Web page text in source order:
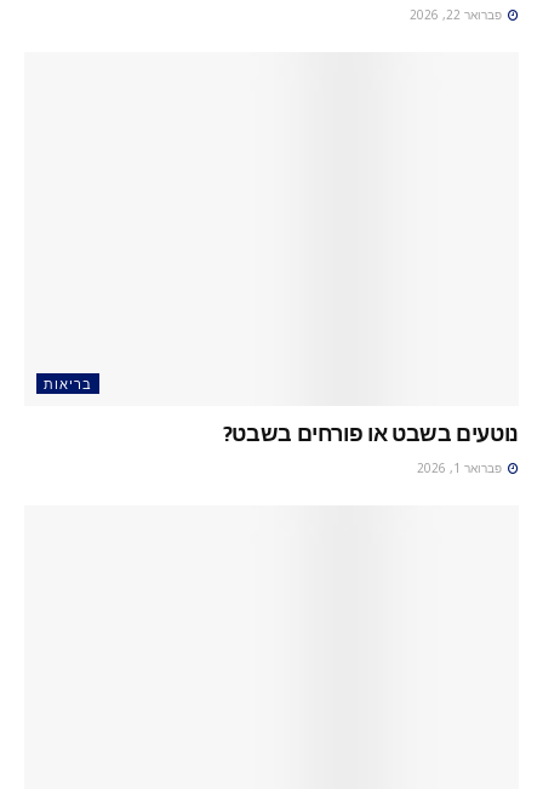
פברואר 22, 2026
בריאות
נוטעים בשבט או פורחים בשבט?
פברואר 1, 2026